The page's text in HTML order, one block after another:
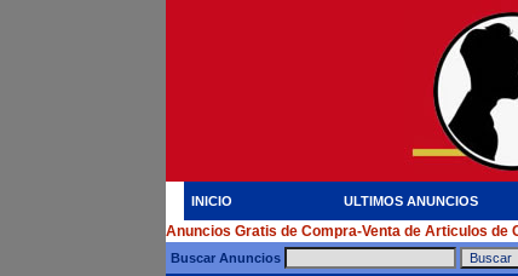
INICIO ULTIMOS ANUNCIOS
Anuncios Gratis de Compra-Venta de Articulos de
Buscar Anuncios